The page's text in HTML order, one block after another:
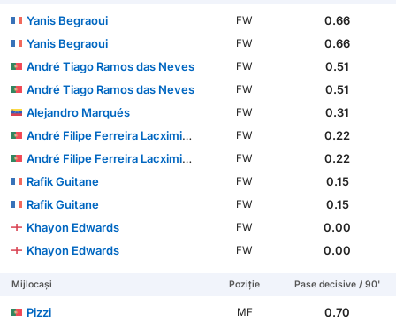
Yanis Begraoui FW
0.66
Yanis Begraoui
FW
0.66
André Tiago Ramos das Neves
FW
0.51
André Tiago Ramos das Neves
FW
0.51
Alejandro Marqués
FW
0.31
André Filipe Ferreira Lacximicant
FW
0.22
André Filipe Ferreira Lacximicant
FW
0.22
Rafik Guitane
FW
0.15
Rafik Guitane
FW
0.15
Khayon Edwards
FW
0.00
Khayon Edwards
FW 0.00
Mijlocași Poziție Pase decisive / 90'
Pizzi MF
0.70